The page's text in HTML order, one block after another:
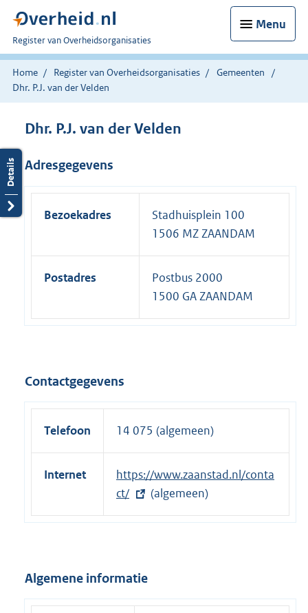
Menu
U
bent
nu
hier:
Register van Overheidsorganisaties
Home Register van Overheidsorganisaties
Gemeenten
Dhr. P.J. van der Velden
Dhr. P.J. van der Velden
Adresgegevens
Bezoekadres
Stadhuisplein 100
1506 MZ ZAANDAM
Postadres
Postbus 2000
1500 GA ZAANDAM
Contactgegevens
Telefoon 14 075 (algemeen)
Internet
E
x
t
e
l
https://www.zaanstad.nl/conta
ct/
(algemeen)
Algemene informatie